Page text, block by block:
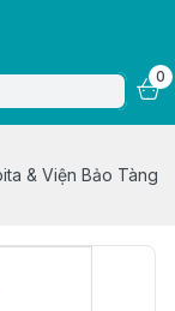
0
& Viện Bảo Tàng